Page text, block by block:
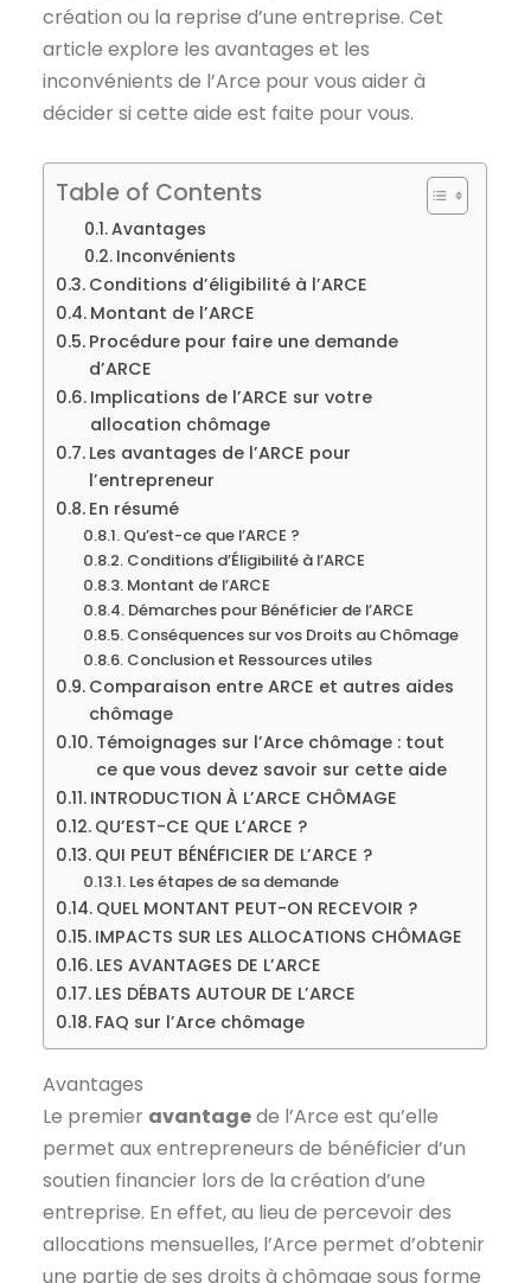
création ou la reprise d’une entreprise. Cet
article explore les avantages et les
inconvénients de l’Arce pour vous aider à
décider si cette aide est faite pour vous.
Table of Contents
Avantages
Inconvénients
Conditions d’éligibilité à l’ARCE
Montant de l’ARCE
Procédure pour faire une demande
d’ARCE
Implications de l’ARCE sur votre
allocation chômage
Les avantages de l’ARCE pour
l’entrepreneur
En résumé
Qu’est-ce que l’ARCE ?
Conditions d’Éligibilité à l’ARCE
Montant de l’ARCE
Démarches pour Bénéficier de l’ARCE
Conséquences sur vos Droits au Chômage
Conclusion et Ressources utiles
Comparaison entre ARCE et autres aides
chômage
Témoignages sur l’Arce chômage : tout
ce que vous devez savoir sur cette aide
INTRODUCTION À L’ARCE CHÔMAGE
QU’EST-CE QUE L’ARCE ?
QUI PEUT BÉNÉFICIER DE L’ARCE ?
Les étapes de sa demande
QUEL MONTANT PEUT-ON RECEVOIR ?
IMPACTS SUR LES ALLOCATIONS CHÔMAGE
LES AVANTAGES DE L’ARCE
LES DÉBATS AUTOUR DE L’ARCE
FAQ sur l’Arce chômage
Avantages
Le premier avantagede l’Arce est qu’elle
permet aux entrepreneurs de bénéficier d’un
soutien financier lors de la création d’une
entreprise. En effet, au lieu de percevoir des
allocations mensuelles, l’Arce permet d’obtenir
une partie de ses droits à chômage sous forme